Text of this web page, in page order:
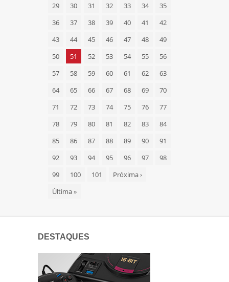
29
30 31 32 33 34
35
36
37 38 39 40 41
42
43
44 45 46 47 48
49
50
51 52 53 54 55
56
57
58 59 60 61 62
63
64
65 66 67 68 69
70
71
72 73 74 75 76
77
78
79 80 81 82 83
84
85
86 87 88 89 90
91
92
93 94 95 96 97
98
99
100 101 Próxima›
Última»
DESTAQUES